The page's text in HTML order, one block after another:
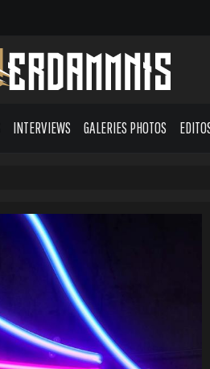
INTERVIEWS GALERIES PHOTOS